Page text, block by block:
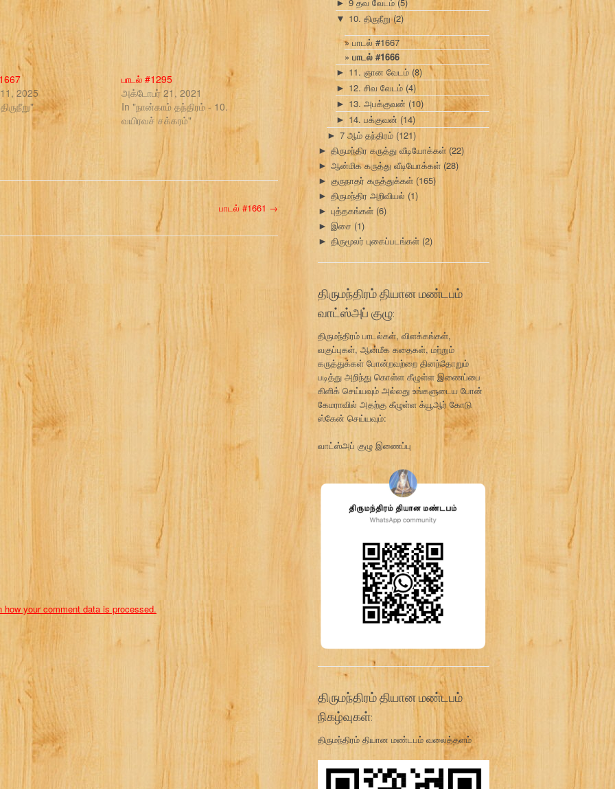
2025
பாடல் #1295
அக்டோபர் 21, 2021
In "நான்காம் தந்திரம் - 10.
வயிரவச் சக்கரம்"
பாடல் #1661 →
how your comment data is processed.
►
▼ 10. திருநீறு(2)
பாடல் #1667
பாடல் #1666
► 11. ஞான வேடம் (8)
► 12. சிவ வேடம் (4)
► 13. அபக்குவன் (10)
► 14. பக்குவன் (14)
► 7 ஆம் தந்திரம் (121)
► திருமந்திர கருத்து வீடியோக்கள் (22)
► ஆன்மிக கருத்து வீடியோக்கள் (28)
► குருநாதர் கருத்துக்கள் (165)
► திருமந்திர அறிவியல் (1)
► புத்தகங்கள் (6)
► இசை (1)
► திருமூலர் புகைப்படங்கள் (2)
திருமந்திரம் தியான மண்டபம்
வாட்ஸ்அப் குழு:
திருமந்திரம் பாடல்கள், விளக்கங்கள்,
வகுப்புகள், ஆன்மீக கதைகள், மற்றும்
கருத்துக்கள் போன்றவற்றை தினந்தோறும்
படித்து அறிந்து கொள்ள கீழுள்ள இணைப்பை
கிளிக் செய்யவும் அல்லது உங்களுடைய போன்
கேமராவில் அதற்கு கீழுள்ள க்யூஆர் கோடு
ஸ்கேன் செய்யவும்:
வாட்ஸ்அப் குழு இணைப்பு
திருமந்திரம் தியான மண்டபம்
நிகழ்வுகள்:
திருமந்திரம் தியான மண்டபம் வலைத்தளம்